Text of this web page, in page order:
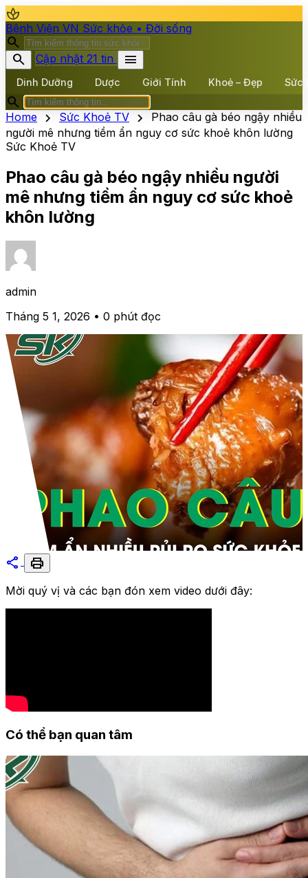
spa
Bệnh Viện VN Sức khỏe • Đời sống
search
search
Cập nhật 21 tin menu
Dinh Dưỡng Dược Giới Tính Khoẻ – Đẹp Sức
search
Home chevron_right Sức Khoẻ TV chevron_right
Phao câu gà béo ngậy nhiều
người mê nhưng tiềm ẩn nguy cơ sức khoẻ khôn lường
Sức Khoẻ TV
Phao câu gà béo ngậy nhiều người
mê nhưng tiềm ẩn nguy cơ sức khoẻ
khôn lường
admin
Tháng 5 1, 2026 • 0 phút đọc
share print
Mời quý vị và các bạn đón xem video dưới đây:
Có thể bạn quan tâm